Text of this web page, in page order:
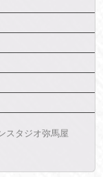
スタジオ弥馬屋